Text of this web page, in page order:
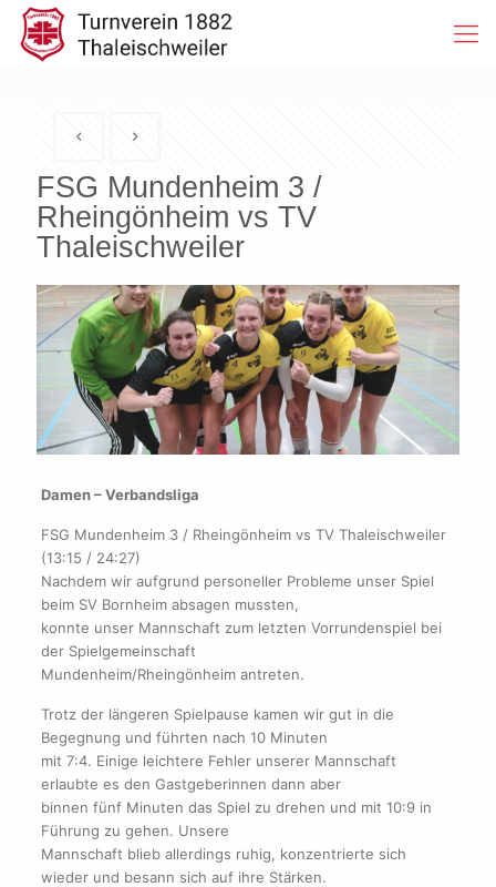
FSG Mundenheim 3 /
Rheingönheim vs TV
Thaleischweiler
Damen – Verbandsliga
FSG Mundenheim 3 / Rheingönheim vs TV Thaleischweiler
(13:15 / 24:27)
Nachdem wir aufgrund personeller Probleme unser Spiel
beim SV Bornheim absagen mussten,
konnte unser Mannschaft zum letzten Vorrundenspiel bei
der Spielgemeinschaft
Mundenheim/Rheingönheim antreten.
Trotz der längeren Spielpause kamen wir gut in die
Begegnung und führten nach 10 Minuten
mit 7:4. Einige leichtere Fehler unserer Mannschaft
erlaubte es den Gastgeberinnen dann aber
binnen fünf Minuten das Spiel zu drehen und mit 10:9 in
Führung zu gehen. Unsere
Mannschaft blieb allerdings ruhig, konzentrierte sich
wieder und besann sich auf ihre Stärken.